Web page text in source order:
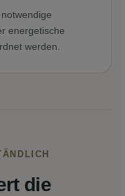
energetische
werden.
die